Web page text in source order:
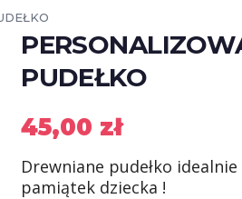
PUDEŁKO
45,00 zł
Drewniane pudełko
pamiątek dziecka !